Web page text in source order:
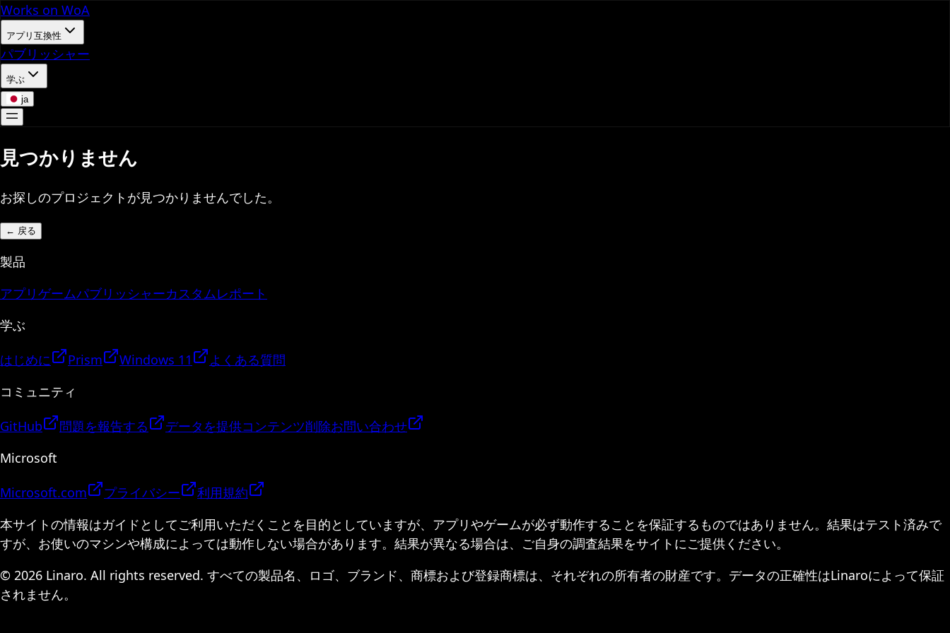
Works on WoA
アプリ互換性
パブリッシャー
学ぶ
ja
見つかりません
お探しのプロジェクトが見つかりませんでした。
← 戻る
製品
アプリゲームパブリッシャーカスタムレポート
学ぶ
はじめに Prism Windows 11
よくある質問
コミュニティ
GitHub 問題を報告する データを提供コンテンツ削除お問い合わせ
Microsoft
Microsoft.com プライバシー
利用規約
本サイトの情報はガイドとしてご利用いただくことを目的としていますが、アプリやゲームが必ず動作することを保証するものではありません。結果はテスト済みで
すが、お使いのマシンや構成によっては動作しない場合があります。結果が異なる場合は、ご自身の調査結果をサイトにご提供ください。
© 2026 Linaro. All rights reserved. すべての製品名、ロゴ、ブランド、商標および登録商標は、それぞれの所有者の財産です。データの正確性はLinaroによって保証
されません。